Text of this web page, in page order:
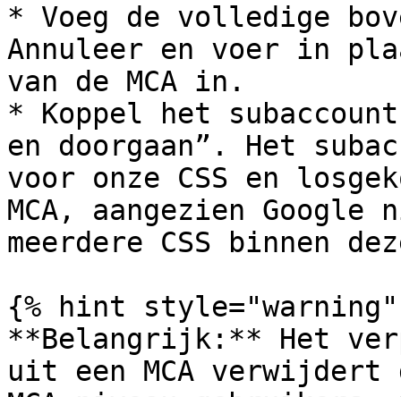
* Voeg de volledige
Annuleer en voer in
van de MCA in.
* Koppel het
en doorgaan”. Het
voor onze CSS en
MCA, aangezien
meerdere CSS binnen
{% hint style="warning"
**Belangrijk:** Het
uit een MCA verwijdert